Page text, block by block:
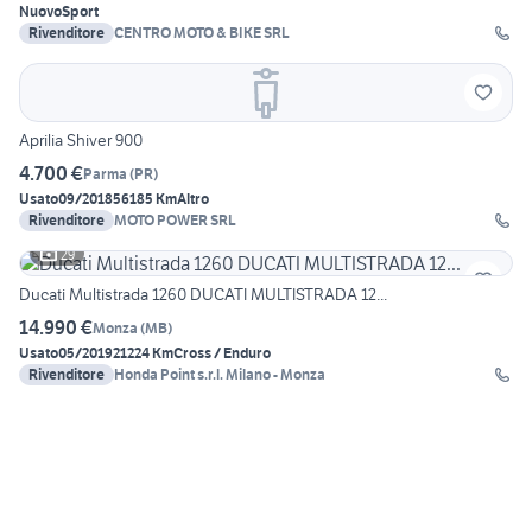
NuovoSport
Rivenditore
CENTRO MOTO & BIKE SRL
Aprilia Shiver 900
4.700 €Parma (PR)
Usato09/201856185 KmAltro
Rivenditore MOTO POWER SRL
29
Ducati Multistrada 1260 DUCATI MULTISTRADA 12...
14.990 €Monza (MB)
Usato05/201921224 KmCross / Enduro
Rivenditore Honda Point s.r.l. Milano - Monza